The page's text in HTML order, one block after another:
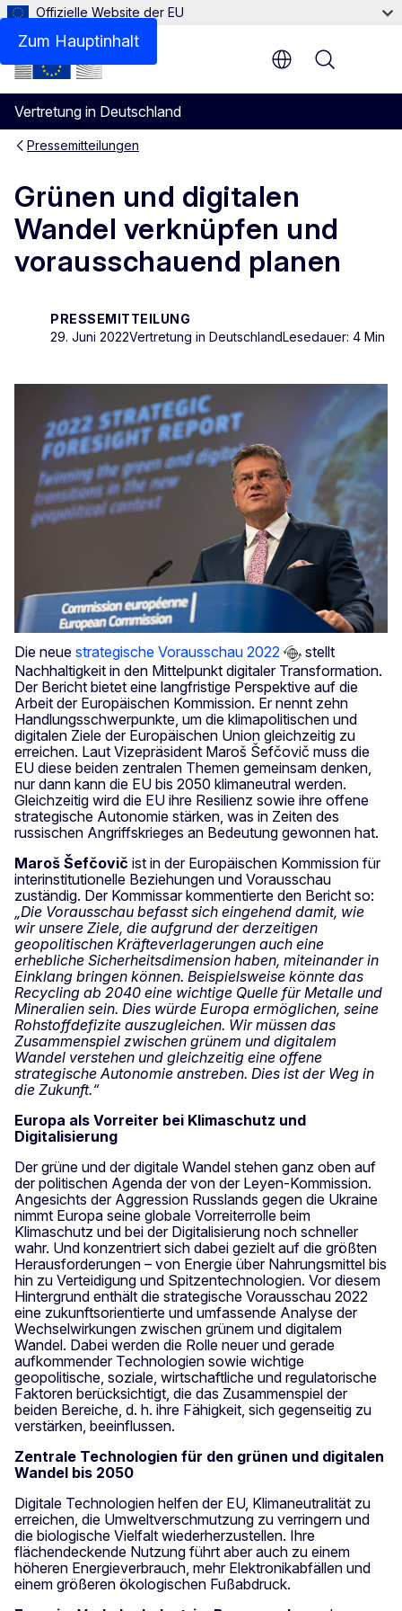
Zum Hauptinhalt
Offizielle Website der EU
Vertretung in Deutschland
Menu
Pressemitteilungen
Grünen und digitalen
Wandel verknüpfen und
vorausschauend planen
PRESSEMITTEILUNG
29. Juni 2022Vertretung in DeutschlandLesedauer: 4 Min
Die neue strategische Vorausschau 2022
stellt
Nachhaltigkeit in den Mittelpunkt digitaler Transformation.
Der Bericht bietet eine langfristige Perspektive auf die
Arbeit der Europäischen Kommission. Er nennt zehn
Handlungsschwerpunkte, um die klimapolitischen und
digitalen Ziele der Europäischen Union gleichzeitig zu
erreichen. Laut Vizepräsident Maroš Šefčovič muss die
EU diese beiden zentralen Themen gemeinsam denken,
nur dann kann die EU bis 2050 klimaneutral werden.
Gleichzeitig wird die EU ihre Resilienz sowie ihre offene
strategische Autonomie stärken, was in Zeiten des
russischen Angriffskrieges an Bedeutung gewonnen hat.
Maroš Šefčovič ist in der Europäischen Kommission für
interinstitutionelle Beziehungen und Vorausschau
zuständig. Der Kommissar kommentierte den Bericht so:
„Die Vorausschau befasst sich eingehend damit, wie
wir unsere Ziele, die aufgrund der derzeitigen
geopolitischen Kräfteverlagerungen auch eine
erhebliche Sicherheitsdimension haben, miteinander in
Einklang bringen können. Beispielsweise könnte das
Recycling ab 2040 eine wichtige Quelle für Metalle und
Mineralien sein. Dies würde Europa ermöglichen, seine
Rohstoffdefizite auszugleichen. Wir müssen das
Zusammenspiel zwischen grünem und digitalem
Wandel verstehen und gleichzeitig eine offene
strategische Autonomie anstreben. Dies ist der Weg in
die Zukunft.“
Europa als Vorreiter bei Klimaschutz und
Digitalisierung
Der grüne und der digitale Wandel stehen ganz oben auf
der politischen Agenda der von der Leyen-Kommission.
Angesichts der Aggression Russlands gegen die Ukraine
nimmt Europa seine globale Vorreiterrolle beim
Klimaschutz und bei der Digitalisierung noch schneller
wahr. Und konzentriert sich dabei gezielt auf die größten
Herausforderungen – von Energie über Nahrungsmittel bis
hin zu Verteidigung und Spitzentechnologien. Vor diesem
Hintergrund enthält die strategische Vorausschau 2022
eine zukunftsorientierte und umfassende Analyse der
Wechselwirkungen zwischen grünem und digitalem
Wandel. Dabei werden die Rolle neuer und gerade
aufkommender Technologien sowie wichtige
geopolitische, soziale, wirtschaftliche und regulatorische
Faktoren berücksichtigt, die das Zusammenspiel der
beiden Bereiche, d. h. ihre Fähigkeit, sich gegenseitig zu
verstärken, beeinflussen.
Zentrale Technologien für den grünen und digitalen
Wandel bis 2050
Digitale Technologien helfen der EU, Klimaneutralität zu
erreichen, die Umweltverschmutzung zu verringern und
die biologische Vielfalt wiederherzustellen. Ihre
flächendeckende Nutzung führt aber auch zu einem
höheren Energieverbrauch, mehr Elektronikabfällen und
einem größeren ökologischen Fußabdruck.